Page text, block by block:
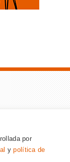
por
ypolítica de